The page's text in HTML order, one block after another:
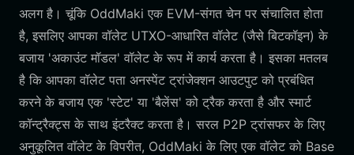
अलग है। चूंकि OddMaki एक EVM-संगत चेन पर संचालित होता
है, इसलिए आपका वॉलेट UTXO-आधारित वॉलेट (जैसे बिटकॉइन) के
बजाय 'अकाउंट मॉडल' वॉलेट के रूप में कार्य करता है। इसका मतलब
है कि आपका वॉलेट पता अनस्पेंट ट्रांजेक्शन आउटपुट को प्रबंधित
करने के बजाय एक 'स्टेट' या 'बैलेंस' को ट्रैक करता है और स्मार्ट
कॉन्ट्रैक्ट्स के साथ इंटरैक्ट करता है। सरल P2P ट्रांसफर के लिए
अनुकूलित वॉलेट के विपरीत, OddMaki के लिए एक वॉलेट को Base